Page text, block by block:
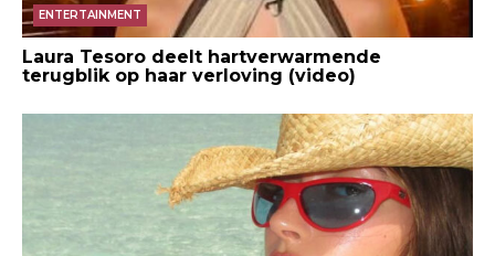
ENTERTAINMENT
Laura Tesoro deelt hartverwarmende
terugblik op haar verloving (video)